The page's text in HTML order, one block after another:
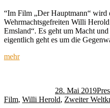
“Im Film „Der Hauptmann“ wird
Wehrmachtsgefreiten Willi
Emsland“. Es geht um Macht
eigentlich geht es um die
mehr
28. Mai 2019
Film, Willi Herold, Zweiter